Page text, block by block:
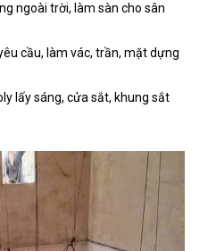
ngoài trời, làm sàn cho sân
cầu, làm vác, trần, mặt dựng
lấy sáng, cửa sắt, khung sắt